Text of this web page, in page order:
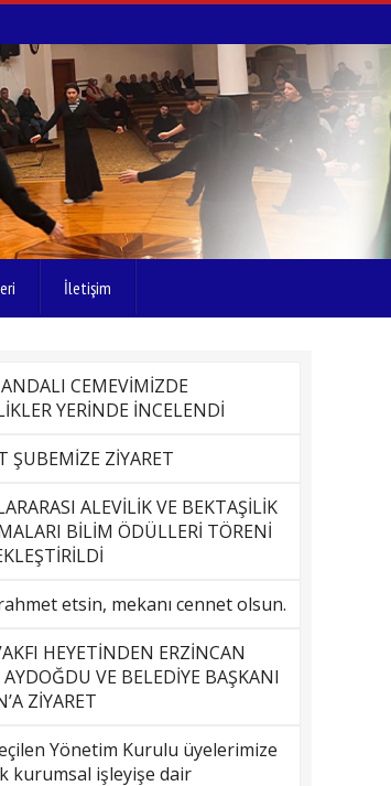
İletişim
CEMEVİMİZDE
YERİNDE İNCELENDİ
ŞUBEMİZE ZİYARET
ALEVİLİK VE BEKTAŞİLİK
BİLİM ÖDÜLLERİ TÖRENİ
etsin, mekanı cennet olsun.
HEYETİNDEN ERZİNCAN
AYDOĞDU VE BELEDİYE BAŞKANI
ZİYARET
Yönetim Kurulu üyelerimize
kurumsal işleyişe dair